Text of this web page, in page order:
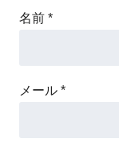
名前 *
メール *